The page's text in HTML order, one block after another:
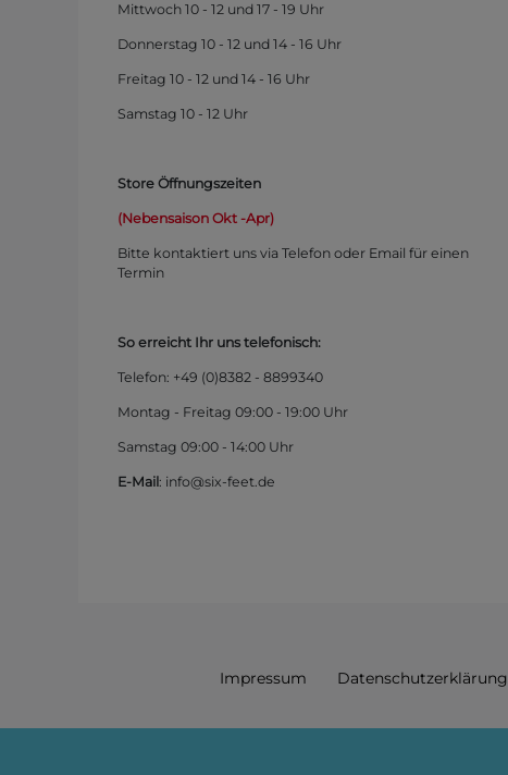
Mittwoch 10 - 12 und 17 - 19 Uhr
Donnerstag 10 - 12 und 14 - 16 Uhr
Freitag 10 - 12 und 14 - 16 Uhr
Samstag 10 - 12 Uhr
Store Öffnungszeiten
(Nebensaison Okt -Apr)
Bitte kontaktiert uns via Telefon oder Email für einen
Termin
So erreicht Ihr uns telefonisch:
Telefon: +49 (0)8382 - 8899340
Montag - Freitag 09:00 - 19:00 Uhr
Samstag 09:00 - 14:00 Uhr
E-Mail : info@six-feet.de
Impressum Daten­schutz­erklärung